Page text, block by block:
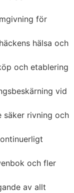
för
hälsa och
och etablering
vid
säker rivning och
och fler
av allt